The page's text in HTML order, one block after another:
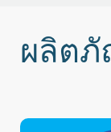
ผลิต